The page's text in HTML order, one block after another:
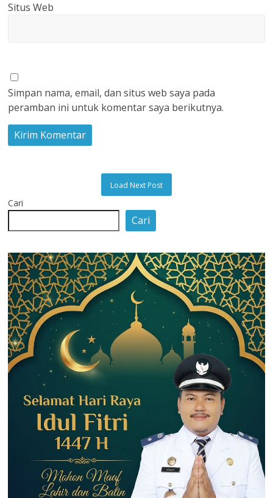
Situs Web
Simpan nama, email, dan situs web saya pada
peramban ini untuk komentar saya berikutnya.
Load Next Post
Cari
Cari